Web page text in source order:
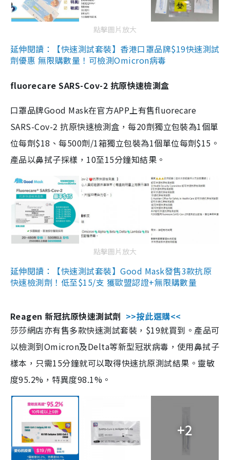
點擊圖片放大
延伸閱讀：【快速測試套裝】香港口罩品牌$19快速測試
劑優惠 無限購數量！可檢測Omicron病毒
fluorecare SARS-Cov-2 抗原快速檢測盒
口罩品牌Good Mask在官方APP上有售fluorecare
SARS-Cov-2 抗原快速檢測盒，每20劑獨立包裝為1個單
位每劑$18、每500劑/1箱獨立包裝為1個單位每劑$15。
產品以鼻拭子採樣，10至15分鐘知結果。
點擊圖片放大
延伸閱讀：【快速測試套裝】Good Mask發售3款抗原
快速檢測劑！低至$15/支 獲歐盟認證+無限購數量
Reagen 新冠抗原快速測試劑 >>按此選購<<
莎莎網店亦有售多款快速測試套裝，$19就買到。產品可
以檢測到Omicron及Delta等新型冠狀病毒，使用鼻拭子
樣本，只需15分鐘就可以取得快速抗原測試結果。靈敏
度95.2%，特異度98.1%。
+2